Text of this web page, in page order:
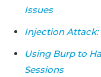
Issues
Injection
Using Burp to
Sessions